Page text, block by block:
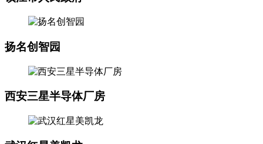
扬名创智园
西安三星半导体厂房